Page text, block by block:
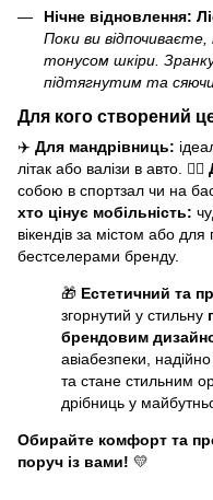
Нічне відновлення:
Поки ви
тонусом шкіри.
підтягнутим та
Для кого створений
✈️ Для мандрівниць:
літак або валізи в авто. 🏋️‍♀️
собою в спортзал чи на
хто цінує мобільність:
вікендів за містом або
бестселерами бренду.
🎁 Естетичний та
згорнутий у стильну
брендовим
авіабезпеки,
та стане стильним
дрібниць у
Обирайте комфорт та
поруч із вами! 💛